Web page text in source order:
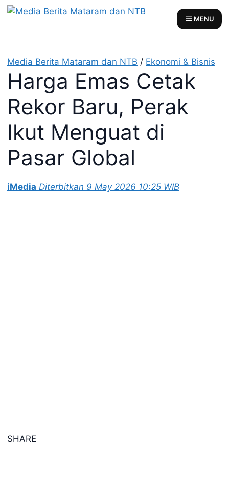
Skip
MENU
Media Berita Mataram dan NTB / Ekonomi & Bisnis
Harga Emas Cetak
Rekor Baru, Perak
Ikut Menguat di
Pasar Global
iMedia Diterbitkan 9 May 2026 10:25 WIB
SHARE